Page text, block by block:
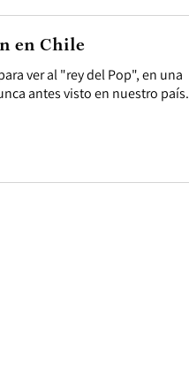
ver al "rey del Pop", en una
antes visto en nuestro país.
en Chile